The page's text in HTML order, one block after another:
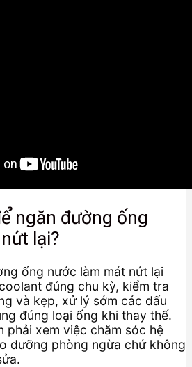
ngăn đường ống
lại?
ống nước làm mát nứt lại
đúng chu kỳ, kiểm tra
và kẹp, xử lý sớm các dấu
đúng loại ống khi thay thế.
phải xem việc chăm sóc hệ
dưỡng phòng ngừa chứ không